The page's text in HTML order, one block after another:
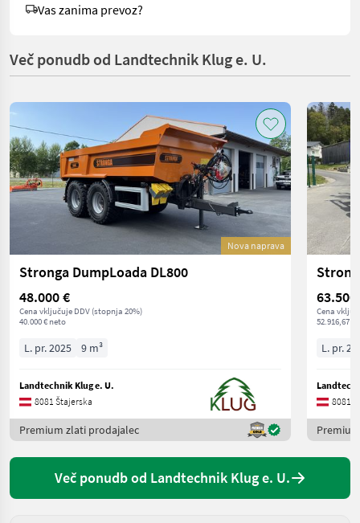
Vas zanima prevoz?
Več ponudb od Landtechnik Klug e. U.
Nova naprava
Stronga DumpLoada DL800
48.000 €
Cena vključuje DDV (stopnja 20%)
40.000 € neto
L. pr. 2025 9 m³
Landtechnik Klug e. U.
8081 Štajerska
Premium zlati prodajalec
63.500
Cena
52.916,67 €
L. pr.
8081
Več ponudb od Landtechnik Klug e. U.